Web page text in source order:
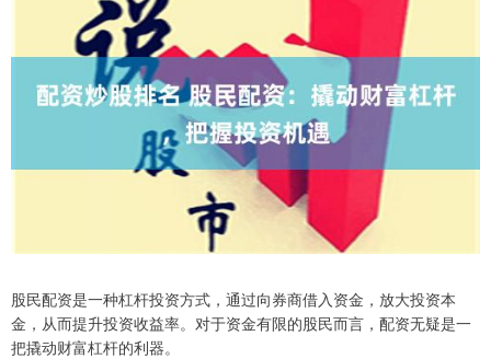
股民配资是一种杠杆投资方式，通过向券商借入资金，放大投资本
金，从而提升投资收益率。对于资金有限的股民而言，配资无疑是一
把撬动财富杠杆的利器。